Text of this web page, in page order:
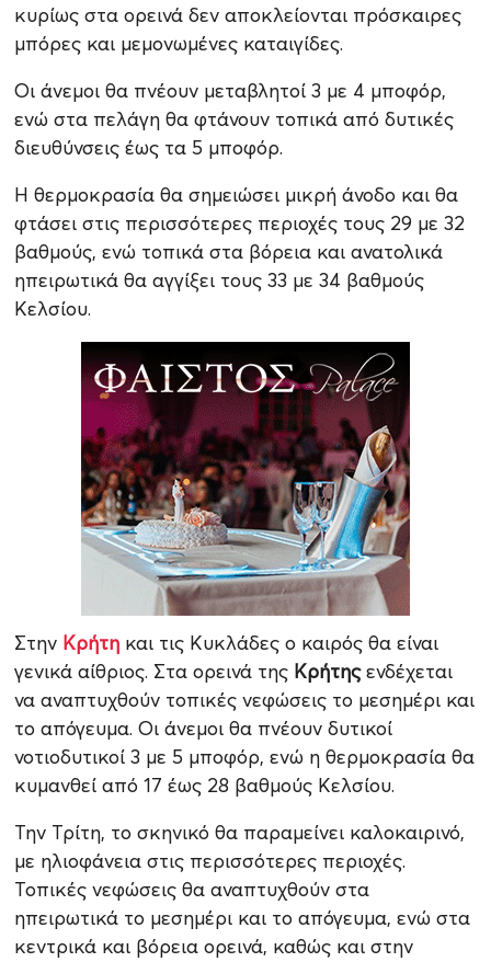
κυρίως στα ορεινά δεν αποκλείονται πρόσκαιρες
μπόρες και μεμονωμένες καταιγίδες.
Οι άνεμοι θα πνέουν μεταβλητοί 3 με 4 μποφόρ,
ενώ στα πελάγη θα φτάνουν τοπικά από δυτικές
διευθύνσεις έως τα 5 μποφόρ.
Η θερμοκρασία θα σημειώσει μικρή άνοδο και θα
φτάσει στις περισσότερες περιοχές τους 29 με 32
βαθμούς, ενώ τοπικά στα βόρεια και ανατολικά
ηπειρωτικά θα αγγίξει τους 33 με 34 βαθμούς
Κελσίου.
Στην Κρήτη και τις Κυκλάδες ο καιρός θα είναι
γενικά αίθριος. Στα ορεινά της Κρήτηςενδέχεται
να αναπτυχθούν τοπικές νεφώσεις το μεσημέρι και
το απόγευμα. Οι άνεμοι θα πνέουν δυτικοί
νοτιοδυτικοί 3 με 5 μποφόρ, ενώ η θερμοκρασία θα
κυμανθεί από 17 έως 28 βαθμούς Κελσίου.
Την Τρίτη, το σκηνικό θα παραμείνει καλοκαιρινό,
με ηλιοφάνεια στις περισσότερες περιοχές.
Τοπικές νεφώσεις θα αναπτυχθούν στα
ηπειρωτικά το μεσημέρι και το απόγευμα, ενώ στα
κεντρικά και βόρεια ορεινά, καθώς και στην